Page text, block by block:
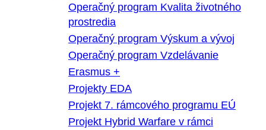
Operačný program Kvalita životného
prostredia
Operačný program Výskum a vývoj
Operačný program Vzdelávanie
Erasmus +
Projekty EDA
Projekt 7. rámcového programu EÚ
Projekt Hybrid Warfare v rámci